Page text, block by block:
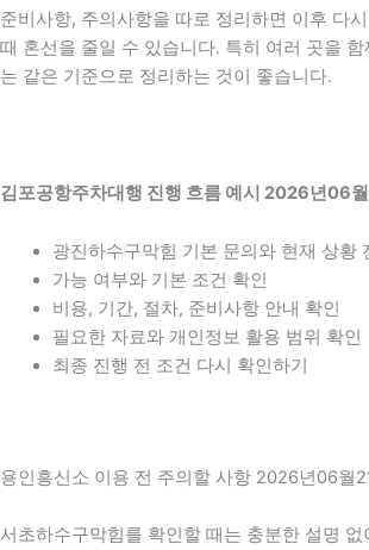
준비사항, 주의사항을 따로 정리하면 이후 다
때 혼선을 줄일 수 있습니다. 특히 여러 곳을
는 같은 기준으로 정리하는 것이 좋습니다.
김포공항주차대행 진행 흐름 예시 2026년06
광진하수구막힘 기본 문의와 현재 상황
가능 여부와 기본 조건 확인
비용, 기간, 절차, 준비사항 안내 확인
필요한 자료와 개인정보 활용 범위 확인
최종 진행 전 조건 다시 확인하기
용인흥신소 이용 전 주의할 사항 2026년06월
서초하수구막힘를 확인할 때는 충분한 설명